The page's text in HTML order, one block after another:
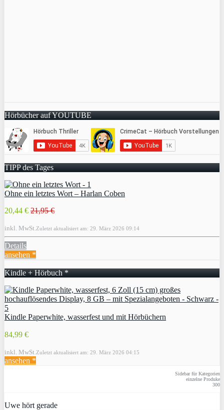
Hörbücher auf YOUTUBE
TIPP des Tages
Ohne ein letztes Wort – Harlan Coben
20,44 € 21,95 €
inkl. MwSt. Zuletzt aktualisiert am: 29. März 2026 09:14
Details
ansehen *
Kindle + Hörbuch *
Kindle Paperwhite, wasserfest und mit Hörbüchern
84,99 €
inkl. MwSt. Zuletzt aktualisiert am: 29. März 2026 04:15
ansehen *
Sidebar für Kategorien
einzelne Produke
300
Uwe hört gerade